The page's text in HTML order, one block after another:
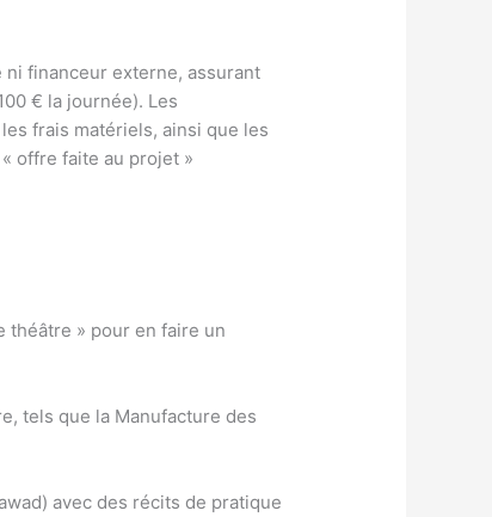
financeur externe, assurant
€ la journée). Les
frais matériels, ainsi que les
offre faite au projet »
théâtre » pour en faire un
tels que la Manufacture des
avec des récits de pratique